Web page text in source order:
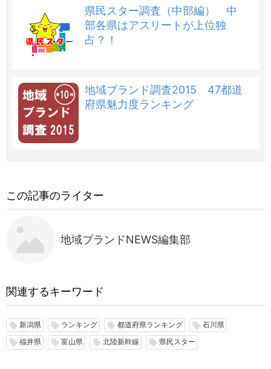
県民スター調査（中部編） 中
部各県はアスリートが上位独
占？！
地域ブランド調査2015 47都道
府県魅力度ランキング
この記事のライター
地域ブランドNEWS編集部
関連するキーワード
local_offer 新潟県 local_offer ランキング local_offer 都道府県ランキング local_offer 石川県
local_offer 福井県 local_offer 富山県 local_offer 北陸新幹線 local_offer 県民スター